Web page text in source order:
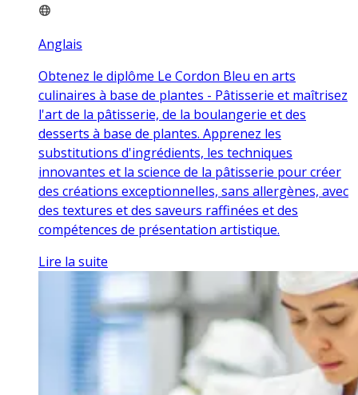
Anglais
Obtenez le diplôme Le Cordon Bleu en arts
culinaires à base de plantes - Pâtisserie et maîtrisez
l'art de la pâtisserie, de la boulangerie et des
desserts à base de plantes. Apprenez les
substitutions d'ingrédients, les techniques
innovantes et la science de la pâtisserie pour créer
des créations exceptionnelles, sans allergènes, avec
des textures et des saveurs raffinées et des
compétences de présentation artistique.
Lire la suite